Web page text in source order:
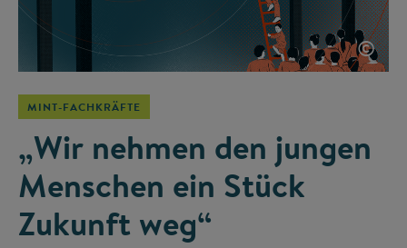
©
MINT-FACHKRÄFTE
„Wir nehmen den jungen
Menschen ein Stück
Zukunft weg“